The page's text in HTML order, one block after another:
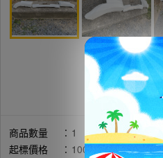
商品數量 ： 1
起標價格
： 10000円